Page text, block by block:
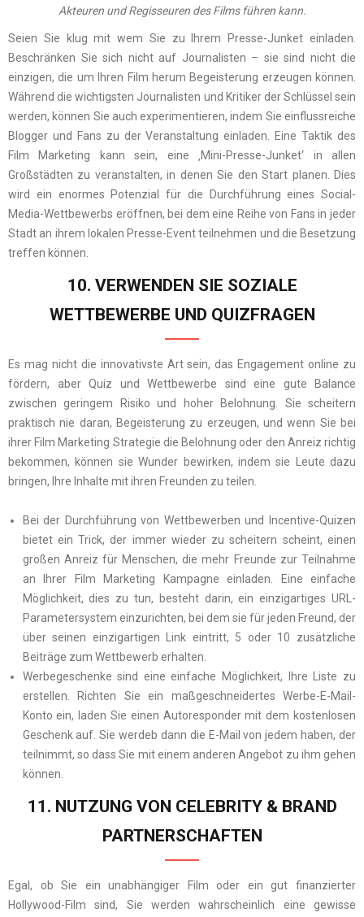
Akteuren und Regisseuren des Films führen kann.
Seien Sie klug mit wem Sie zu Ihrem Presse-Junket einladen.
Beschränken Sie sich nicht auf Journalisten – sie sind nicht die
einzigen, die um Ihren Film herum Begeisterung erzeugen können.
Während die wichtigsten Journalisten und Kritiker der Schlüssel sein
werden, können Sie auch experimentieren, indem Sie einflussreiche
Blogger und Fans zu der Veranstaltung einladen. Eine Taktik des
Film Marketing kann sein, eine ‚Mini-Presse-Junket‘ in allen
Großstädten zu veranstalten, in denen Sie den Start planen. Dies
wird ein enormes Potenzial für die Durchführung eines Social-
Media-Wettbewerbs eröffnen, bei dem eine Reihe von Fans in jeder
Stadt an ihrem lokalen Presse-Event teilnehmen und die Besetzung
treffen können.
10. VERWENDEN SIE SOZIALE
WETTBEWERBE UND QUIZFRAGEN
Es mag nicht die innovativste Art sein, das Engagement online zu
fördern, aber Quiz und Wettbewerbe sind eine gute Balance
zwischen geringem Risiko und hoher Belohnung. Sie scheitern
praktisch nie daran, Begeisterung zu erzeugen, und wenn Sie bei
ihrer Film Marketing Strategie die Belohnung oder den Anreiz richtig
bekommen, können sie Wunder bewirken, indem sie Leute dazu
bringen, Ihre Inhalte mit ihren Freunden zu teilen.
Bei der Durchführung von Wettbewerben und Incentive-Quizen
bietet ein Trick, der immer wieder zu scheitern scheint, einen
großen Anreiz für Menschen, die mehr Freunde zur Teilnahme
an Ihrer Film Marketing Kampagne einladen. Eine einfache
Möglichkeit, dies zu tun, besteht darin, ein einzigartiges URL-
Parametersystem einzurichten, bei dem sie für jeden Freund, der
über seinen einzigartigen Link eintritt, 5 oder 10 zusätzliche
Beiträge zum Wettbewerb erhalten.
Werbegeschenke sind eine einfache Möglichkeit, Ihre Liste zu
erstellen. Richten Sie ein maßgeschneidertes Werbe-E-Mail-
Konto ein, laden Sie einen Autoresponder mit dem kostenlosen
Geschenk auf. Sie werdeb dann die E-Mail von jedem haben, der
teilnimmt, so dass Sie mit einem anderen Angebot zu ihm gehen
können.
11. NUTZUNG VON CELEBRITY & BRAND
PARTNERSCHAFTEN
Egal, ob Sie ein unabhängiger Film oder ein gut finanzierter
Hollywood-Film sind, Sie werden wahrscheinlich eine gewisse